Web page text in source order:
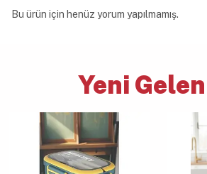
Bu ürün için henüz yorum yapılmamış.
Yeni